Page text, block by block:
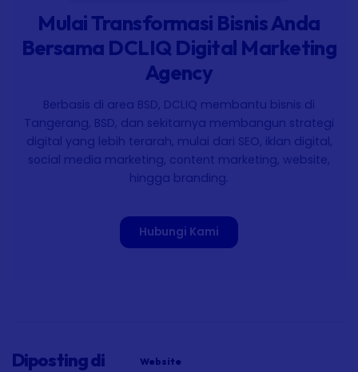
Mulai Transformasi Bisnis Anda
Bersama DCLIQ Digital Marketing
Agency
Berbasis di area BSD, DCLIQ membantu bisnis di
Tangerang, BSD, dan sekitarnya membangun strategi
digital yang lebih terarah, mulai dari SEO, iklan digital,
social media marketing, content marketing, website,
hingga branding.
Hubungi Kami
Diposting di Website